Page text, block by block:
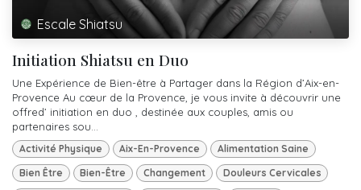
Escale Shiatsu
Initiation Shiatsu en Duo
Une Expérience de Bien-être à Partager dans la Région d’Aix-en-
Provence Au cœur de la Provence, je vous invite à découvrir une
offred’ initiation en duo , destinée aux couples, amis ou
partenaires sou...
Activité Physique Aix-En-Provence Alimentation Saine
Bien Être Bien-Être Changement Douleurs Cervicales